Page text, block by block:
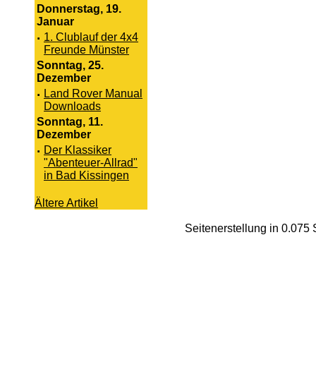
Donnerstag, 19.
Januar
· 1. Clublauf der 4x4
Freunde Münster
Sonntag, 25.
Dezember
· Land Rover Manual
Downloads
Sonntag, 11.
Dezember
· Der Klassiker
"Abenteuer-Allrad"
in Bad Kissingen
Ältere Artikel
Seitenerstellung in 0.075